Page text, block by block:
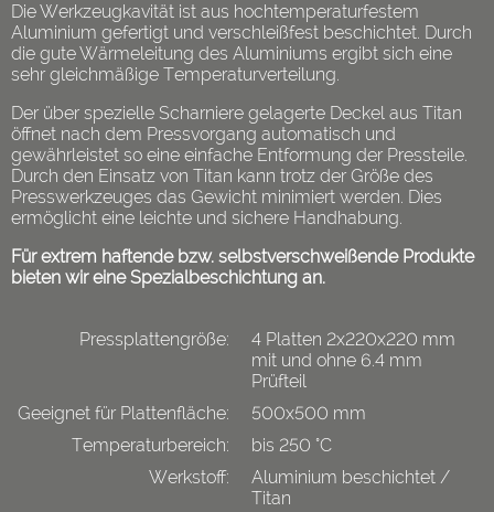
Die Werkzeugkavität ist aus hochtemperaturfestem
Aluminium gefertigt und verschleißfest beschichtet. Durch
die gute Wärmeleitung des Aluminiums ergibt sich eine
sehr gleichmäßige Temperaturverteilung.
Der über spezielle Scharniere gelagerte Deckel aus Titan
öffnet nach dem Pressvorgang automatisch und
gewährleistet so eine einfache Entformung der Pressteile.
Durch den Einsatz von Titan kann trotz der Größe des
Presswerkzeuges das Gewicht minimiert werden. Dies
ermöglicht eine leichte und sichere Handhabung.
Für extrem haftende bzw. selbstverschweißende Produkte
bieten wir eine Spezialbeschichtung an.
Pressplattengröße:
4 Platten 2x220x220 mm
mit und ohne 6.4 mm
Prüfteil
Geeignet für Plattenfläche:
500x500 mm
Temperaturbereich:
bis 250 °C
Werkstoff:
Aluminium beschichtet /
Titan